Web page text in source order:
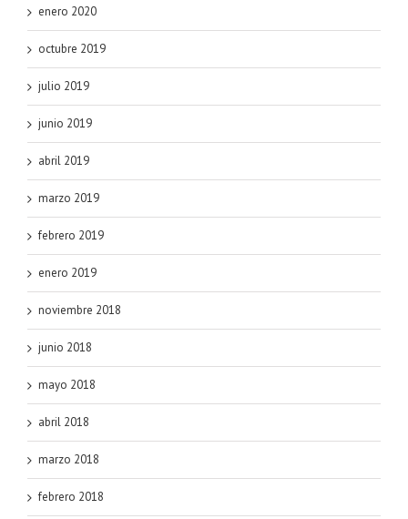
enero 2020
octubre 2019
julio 2019
junio 2019
abril 2019
marzo 2019
febrero 2019
enero 2019
noviembre 2018
junio 2018
mayo 2018
abril 2018
marzo 2018
febrero 2018